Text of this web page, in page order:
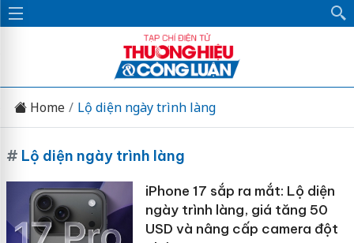
Home Lộ diện ngày trình làng
# Lộ diện ngày trình làng
iPhone 17 sắp ra mắt: Lộ diện
ngày trình làng, giá tăng 50
USD và nâng cấp camera đột